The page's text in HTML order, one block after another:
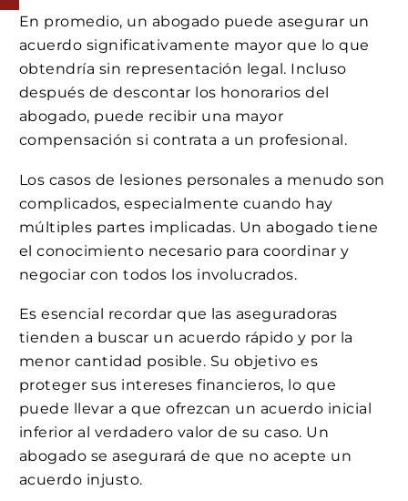
En promedio, un abogado puede asegurar un
acuerdo significativamente mayor que lo que
obtendría sin representación legal. Incluso
después de descontar los honorarios del
abogado, puede recibir una mayor
compensación si contrata a un profesional.
Los casos de lesiones personales a menudo son
complicados, especialmente cuando hay
múltiples partes implicadas. Un abogado tiene
el conocimiento necesario para coordinar y
negociar con todos los involucrados.
Es esencial recordar que las aseguradoras
tienden a buscar un acuerdo rápido y por la
menor cantidad posible. Su objetivo es
proteger sus intereses financieros, lo que
puede llevar a que ofrezcan un acuerdo inicial
inferior al verdadero valor de su caso. Un
abogado se asegurará de que no acepte un
acuerdo injusto.